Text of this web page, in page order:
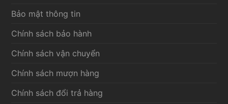
Bảo mật thông tin
Chính sách bảo hành
Chính sách vận chuyển
Chính sách mượn hàng
Chính sách đổi trả hàng